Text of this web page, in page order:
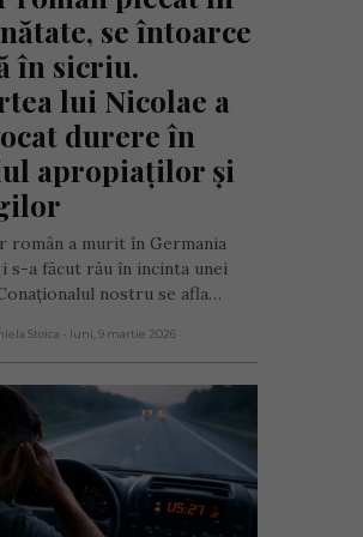
se întoarce
în sicriu.
lui Nicolae a
durere în
apropiaților și
român a murit în Germania
i s-a făcut rău în incinta unei
nostru se afla…
Stoica - luni, 9 martie 2026